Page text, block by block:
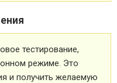
тестирование,
режиме. Это
и получить желаемую